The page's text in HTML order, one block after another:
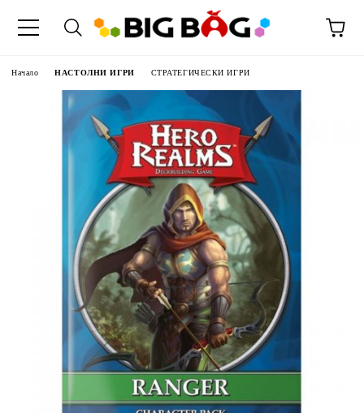
Начало НАСТОЛНИ ИГРИ СТРАТЕГИЧЕСКИ ИГРИ